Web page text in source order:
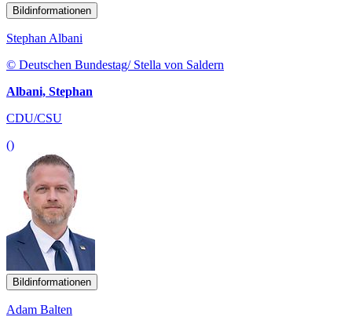
Bildinformationen
Stephan Albani
© Deutschen Bundestag/ Stella von Saldern
Albani, Stephan
CDU/CSU
()
Bildinformationen
Adam Balten